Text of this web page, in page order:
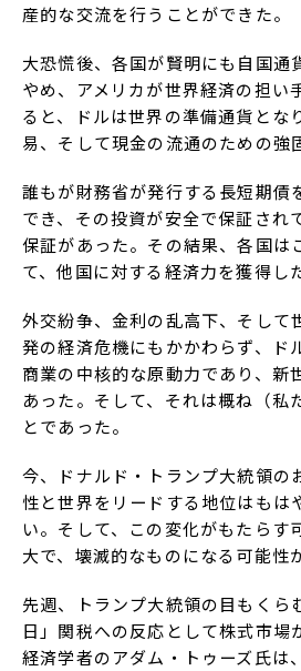
産的な交流を行うことができた。
大恐慌後、各国が賢明にも自国通
やめ、アメリカが世界経済の担い
ると、ドルは世界の準備通貨とな
易、そして現金の流通のための強
誰もが財務省が発行する長短期債
でき、その投資が安全で保証され
保証があった。その結果、各国は
て、他国に対する経済力を獲得し
外交紛争、金利の乱高下、そして
発の経済危機にもかかわらず、ド
商業の中核的な原動力であり、新
あった。そして、それは概ね（私
とであった。
今、ドナルド・トランプ大統領の
性と世界をリードする地位はもは
い。そして、この変化がもたらす
大で、壊滅的なものになる可能性
先週、トランプ大統領の目もくら
日」関税への反応として株式市場
経済学者のアダム・トゥーズ氏は